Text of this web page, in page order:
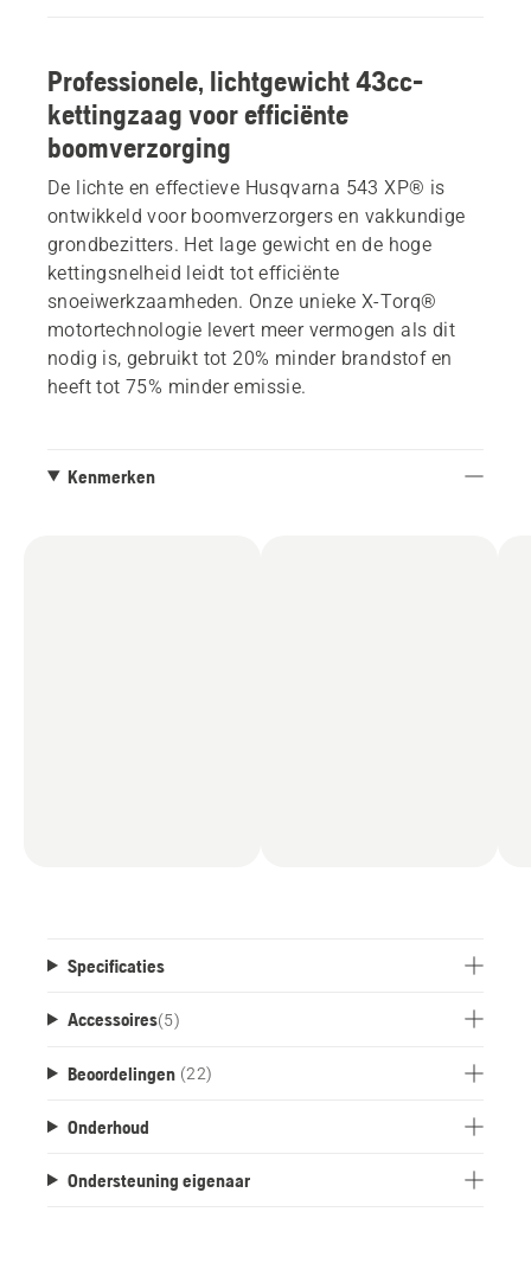
Professionele, lichtgewicht 43cc-
kettingzaag voor efficiënte
boomverzorging
De lichte en effectieve Husqvarna 543 XP® is
ontwikkeld voor boomverzorgers en vakkundige
grondbezitters. Het lage gewicht en de hoge
kettingsnelheid leidt tot efficiënte
snoeiwerkzaamheden. Onze unieke X-Torq®
motortechnologie levert meer vermogen als dit
nodig is, gebruikt tot 20% minder brandstof en
heeft tot 75% minder emissie.
Kenmerken
Specificaties
Accessoires(5)
Beoordelingen (22)
Onderhoud
Ondersteuning eigenaar